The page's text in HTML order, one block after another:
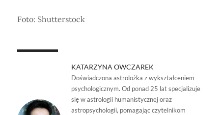
Foto: Shutterstock
KATARZYNA OWCZAREK
Doświadczona astrolożka z wykształceniem
psychologicznym. Od ponad 25 lat specjalizuje
się w astrologii humanistycznej oraz
astropsychologii, pomagając czytelnikom